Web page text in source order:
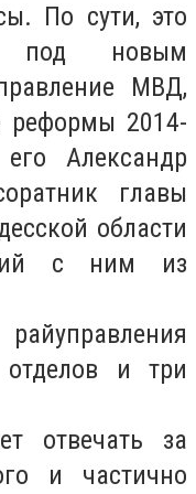
По сути, это
под новым
МВД,
реформы 2014-
Александр
главы
области
с ним из
и три
за
и частично